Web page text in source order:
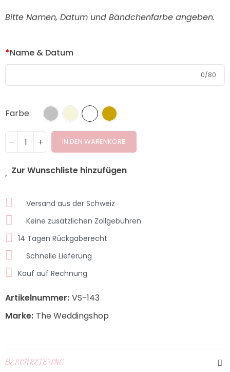
Bitte Namen, Datum und Bändchenfarbe angeben.
*Name & Datum
0/80
Farbe
IN DEN WARENKORB
Zur Wunschliste hinzufügen
Versand aus der Schweiz
Keine zusätzlichen Zollgebühren
14 Tagen Rückgaberecht
Schnelle Lieferung
Kauf auf Rechnung
Artikelnummer: VS-143
Marke: The Weddingshop
BESCHREIBUNG